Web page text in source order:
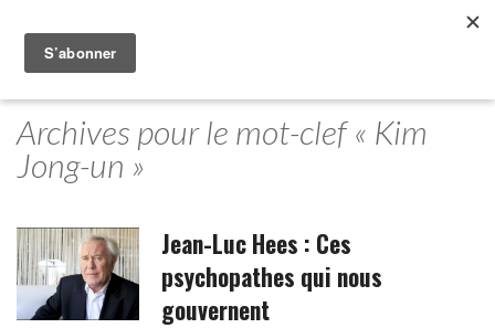
Archives pour le mot-clef « Kim
Jong-un »
Jean-Luc Hees : Ces
psychopathes qui nous
gouvernent